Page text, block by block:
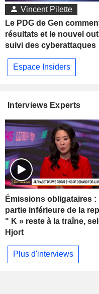
Vincent Pilette
Le PDG de Gen
résultats et le nouvel
suivi des cyberattaques
Espace Insiders
Interviews Experts
Émissions obligataires :
partie inférieure de la
" K » reste à la traîne,
Hjort
Plus d'interviews